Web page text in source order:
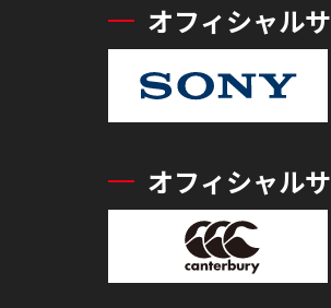
オフィシャル
オフィシャル